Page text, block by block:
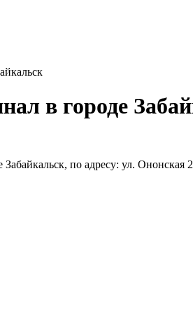
в городе
по адресу: ул. Ононская